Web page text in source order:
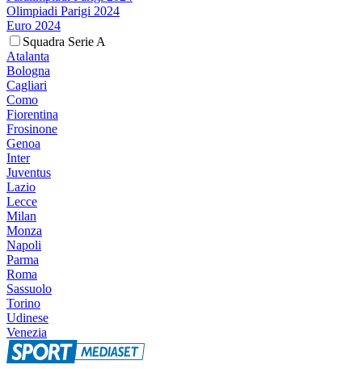
Olimpiadi Parigi 2024
Euro 2024
Squadra Serie A
Atalanta
Bologna
Cagliari
Como
Fiorentina
Frosinone
Genoa
Inter
Juventus
Lazio
Lecce
Milan
Monza
Napoli
Parma
Roma
Sassuolo
Torino
Udinese
Venezia